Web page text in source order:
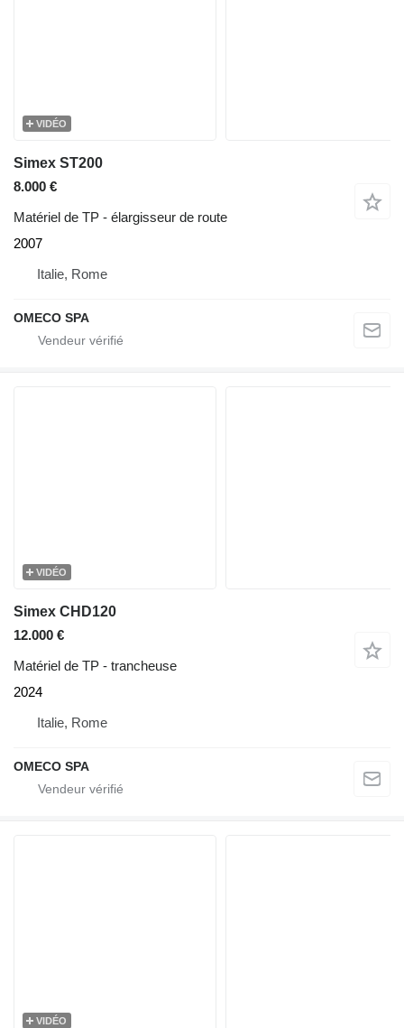
VIDÉO
Simex ST200
8.000 €
Matériel de TP - élargisseur de route
2007
Italie, Rome
OMECO SPA
VIDÉO
Simex CHD120
12.000 €
Matériel de TP - trancheuse
2024
Italie, Rome
OMECO SPA
VIDÉO